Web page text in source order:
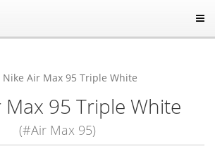
Nike Air Max 95 Triple White
Max 95 Triple White
(#Air Max 95)